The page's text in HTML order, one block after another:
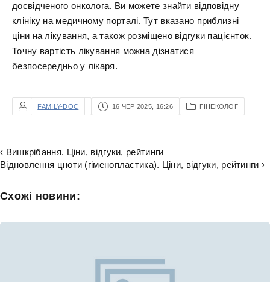
досвідченого онколога. Ви можете знайти відповідну
клініку на медичному порталі. Тут вказано приблизні
ціни на лікування, а також розміщено відгуки пацієнток.
Точну вартість лікування можна дізнатися
безпосередньо у лікаря.
FAMILY-DOC 16 ЧЕР 2025, 16:26 ГІНЕКОЛОГ
‹ Вишкрібання. Ціни, відгуки, рейтинги
Відновлення цноти (гіменопластика). Ціни, відгуки, рейтинги ›
Схожі новини: